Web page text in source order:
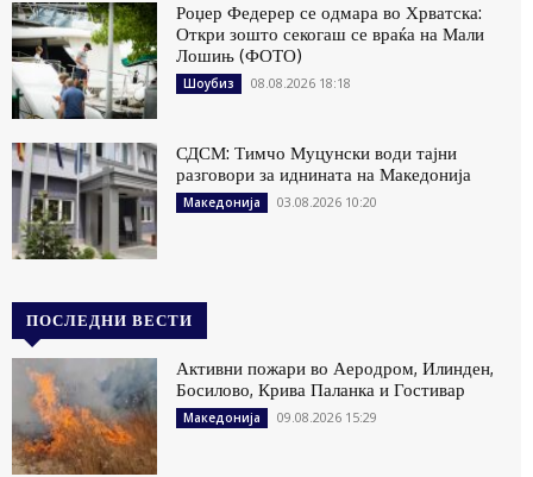
Роџер Федерер се одмара во Хрватска:
Откри зошто секогаш се враќа на Мали
Лошињ (ФОТО)
Шоубиз 08.08.2026 18:18
СДСМ: Тимчо Муцунски води тајни
разговори за иднината на Македонија
Македонија 03.08.2026 10:20
ПОСЛЕДНИ ВЕСТИ
Активни пожари во Аеродром, Илинден,
Босилово, Крива Паланка и Гостивар
Македонија 09.08.2026 15:29